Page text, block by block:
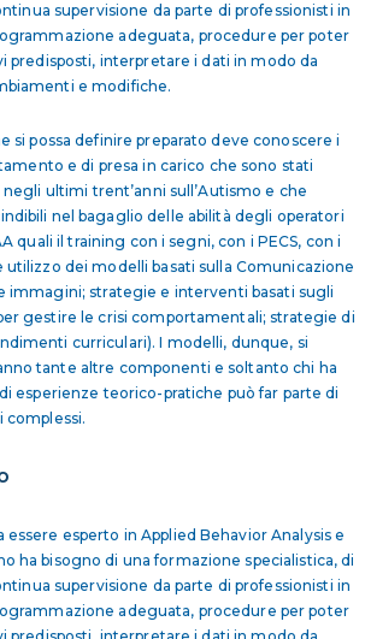
supervisione da parte di professionisti in
adeguata, procedure per poter
interpretare i dati in modo da
e modifiche.
si possa definire preparato deve conoscere i
e di presa in carico che sono stati
ultimi trent’anni sull’Autismo e che
nel bagaglio delle abilità degli operatori
quali il training con i segni, con i PECS, con i
dei modelli basati sulla Comunicazione
immagini; strategie e interventi basati sugli
gestire le crisi comportamentali; strategie di
curriculari). I modelli, dunque, si
tante altre componenti e soltanto chi ha
esperienze teorico-pratiche può far parte di
complessi.
esperto in Applied Behavior Analysis e
ha bisogno di una formazione specialistica, di
supervisione da parte di professionisti in
adeguata, procedure per poter